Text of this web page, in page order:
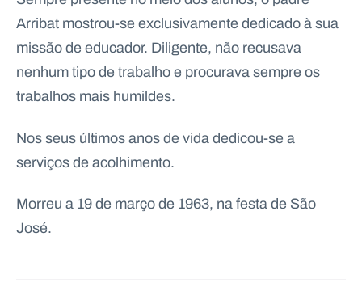
Arribat mostrou-se exclusivamente dedicado à sua
missão de educador. Diligente, não recusava
nenhum tipo de trabalho e procurava sempre os
trabalhos mais humildes.
Nos seus últimos anos de vida dedicou-se a
serviços de acolhimento.
Morreu a 19 de março de 1963, na festa de São
José.